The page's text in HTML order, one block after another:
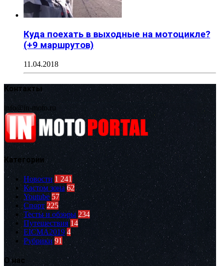
Куда поехать в выходные на мотоцикле?
(+9 маршрутов)
11.04.2018
Контакты
info@in-moto.ru
Категории
Новости 1 241
Кастом зона 62
Youtube 57
Спорт 225
Тесты и обзоры 234
Путешествия 14
EICMA2019 4
Рубрики 91
О нас